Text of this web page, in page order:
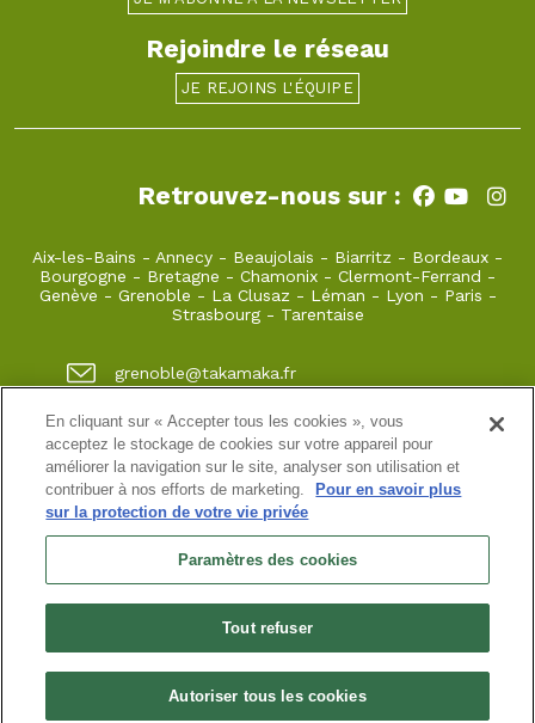
Rejoindre le réseau
JE REJOINS L'ÉQUIPE
Retrouvez-nous sur :
Aix-les-Bains - Annecy - Beaujolais - Biarritz - Bordeaux -
Bourgogne - Bretagne - Chamonix - Clermont-Ferrand -
Genève - Grenoble - La Clusaz - Léman - Lyon - Paris -
Strasbourg- Tarentaise
grenoble@takamaka.fr
04 80 42 00 70
1 quai de créqui 38000 GRENOBLE
Site classique-Mon compte-Informations pratiques-
Conditions générales de vente
Newsletter
légales-Données personnelles
N° de SIRET : 925 251 613 immatriculée au RCS de Grenoble
N° de TVA intracommunautaire : FR38 925 251 613
Habilitation n° HA.074.96.0039 | Agrément N° ET730501093 | RC
professionnelle : Azzuro Assurances 114 912 039 et 115 403 698
En cliquant sur « Accepter tous les cookies », vous
acceptez le stockage de cookies sur votre appareil pour
améliorer la navigation sur le site, analyser son utilisation et
contribuer à nos efforts de marketing.
Pour en savoir plus
sur la protection de votre vie privée
Paramètres des cookies
Tout refuser
Autoriser tous les cookies